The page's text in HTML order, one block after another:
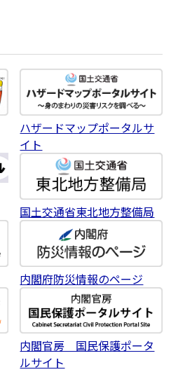
ハザードマップポータルサ
イト
国土交通省東北地方整備局
内閣府防災情報のページ
内閣官房 国民保護ポータ
ルサイト